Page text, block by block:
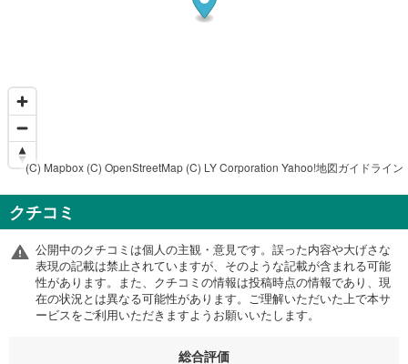
(C) Mapbox (C) OpenStreetMap (C) LY Corporation Yahoo!地図ガイドライン
クチコミ
公開中のクチコミは個人の主観・意見です。誤った内容や大げさな
表現の記載は禁止されていますが、そのような記載が含まれる可能
性があります。また、クチコミの情報は投稿時点の情報であり、現
在の状況とは異なる可能性があります。ご理解いただいた上で本サ
ービスをご利用いただきますようお願いいたします。
総合評価